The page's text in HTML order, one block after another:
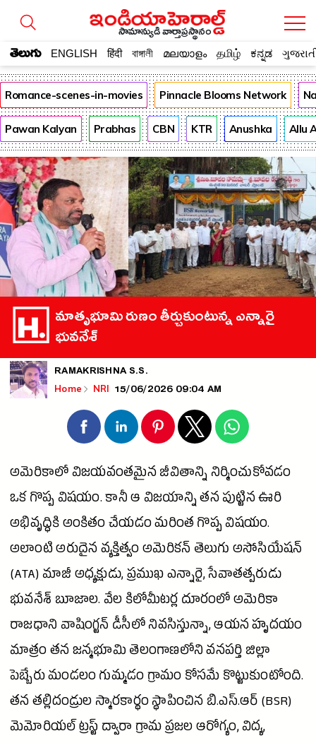
సామాన్యుడి వార్తాప్రస్థానం
తెలుగు ENGLISH हिंदी বাঙ্গালী മലയാളം தமிழ் ಕನ್ನಡ
Romance-scenes-in-movies Pinnacle Blooms Network
Pawan Kalyan Prabhas CBN KTR Anushka Allu
మాతృభూమి రుణం తీర్చుకుంటున్న ఎన్నారై
భువనేశ్
RAMAKRISHNA S.S.
Home NRI 15/06/2026 09:04 AM
అమెరికాలో విజయవంతమైన జీవితాన్ని నిర్మించుకోవడం
ఒక గొప్ప విషయం. కానీ ఆ విజయాన్ని తన పుట్టిన ఊరి
అభివృద్ధికి అంకితం చేయడం మరింత గొప్ప విషయం.
అలాంటి అరుదైన వ్యక్తిత్వం అమెరికన్ తెలుగు అసోసియేషన్
(ATA) మాజీ అధ్యక్షుడు, ప్రముఖ ఎన్నారై, సేవాతత్పరుడు
భువనేశ్ బూజాల. వేల కిలోమీటర్ల దూరంలోఅమెరికా
రాజధాని వాషింగ్టన్ డీసీలో నివసిస్తున్నా, ఆయన హృదయం
మాత్రం తన జన్మభూమి తెలంగాణలోనివనపర్తి జిల్లా
పెబ్బేరు మండలం గుమ్మడం గ్రామం కోసమే కొట్టుకుంటోంది.
తన తల్లిదండ్రుల స్మారకార్థం స్థాపించిన బి.ఎస్.ఆర్ (BSR)
మెమోరియల్ ట్రస్ట్ ద్వారా గ్రామ ప్రజల ఆరోగ్యం, విద్య,